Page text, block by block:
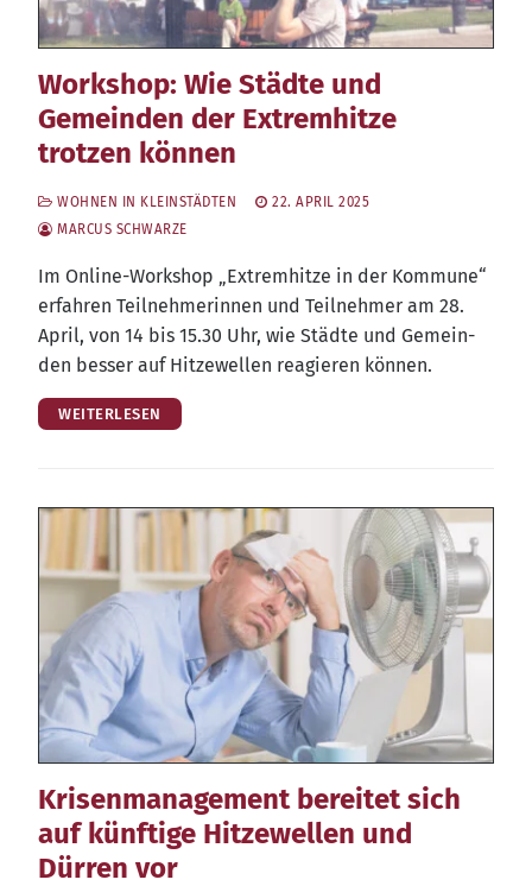
Workshop: Wie Städte und
Gemeinden der Extremhitze
trotzen können
WOHNEN IN KLEINSTÄDTEN
22. APRIL 2025
MARCUS SCHWARZE
Im Online-Work­shop „Extrem­hit­ze in der Kom­mu­ne“
erfah­ren Teil­neh­me­rin­nen und Teil­neh­mer am 28.
April, von 14 bis 15.30 Uhr, wie Städ­te und Gemein­
den bes­ser auf Hit­ze­wel­len reagie­ren können.
WEITERLESEN
Krisenmanagement bereitet sich
auf künftige Hitzewellen und
Dürren vor